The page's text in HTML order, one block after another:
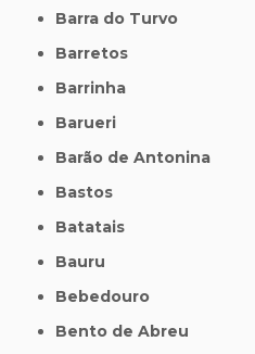
Barra do Turvo
Barretos
Barrinha
Barueri
Barão de Antonina
Bastos
Batatais
Bauru
Bebedouro
Bento de Abreu